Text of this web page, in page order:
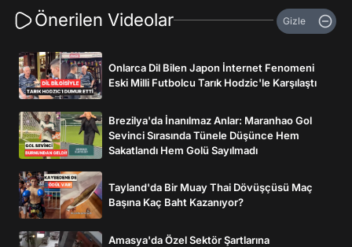
Önerilen Videolar Gizle
Onlarca Dil Bilen Japon İnternet Fenomeni
Eski Milli Futbolcu Tarık Hodzic'le Karşılaştı
Brezilya'da İnanılmaz Anlar: Maranhao Gol
Sevinci Sırasında Tünele Düşünce Hem
Sakatlandı Hem Golü Sayılmadı
Tayland'da Bir Muay Thai Dövüşçüsü Maç
Başına Kaç Baht Kazanıyor?
Amasya'da Özel Sektör Şartlarına